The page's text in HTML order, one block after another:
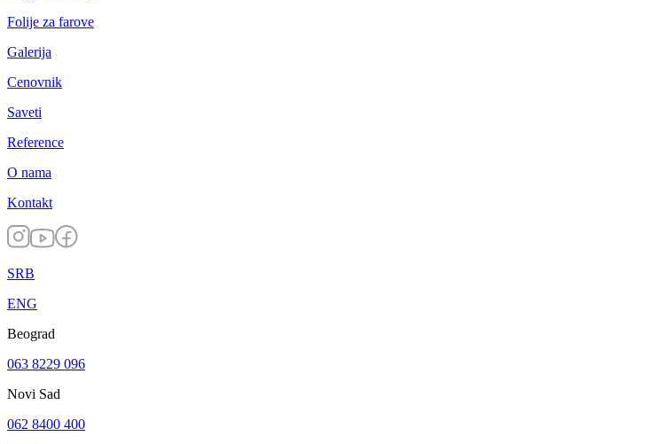
Folije za farove
Galerija
Cenovnik
Saveti
Reference
O nama
Kontakt
SRB
ENG
Beograd
063 8229 096
Novi Sad
062 8400 400